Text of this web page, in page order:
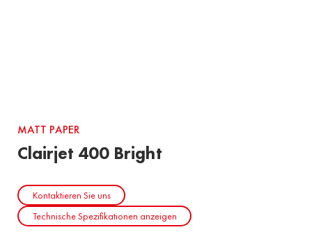
MATT PAPER
Clairjet 400 Bright
Kontaktieren Sie uns
Technische Spezifikationen anzeigen